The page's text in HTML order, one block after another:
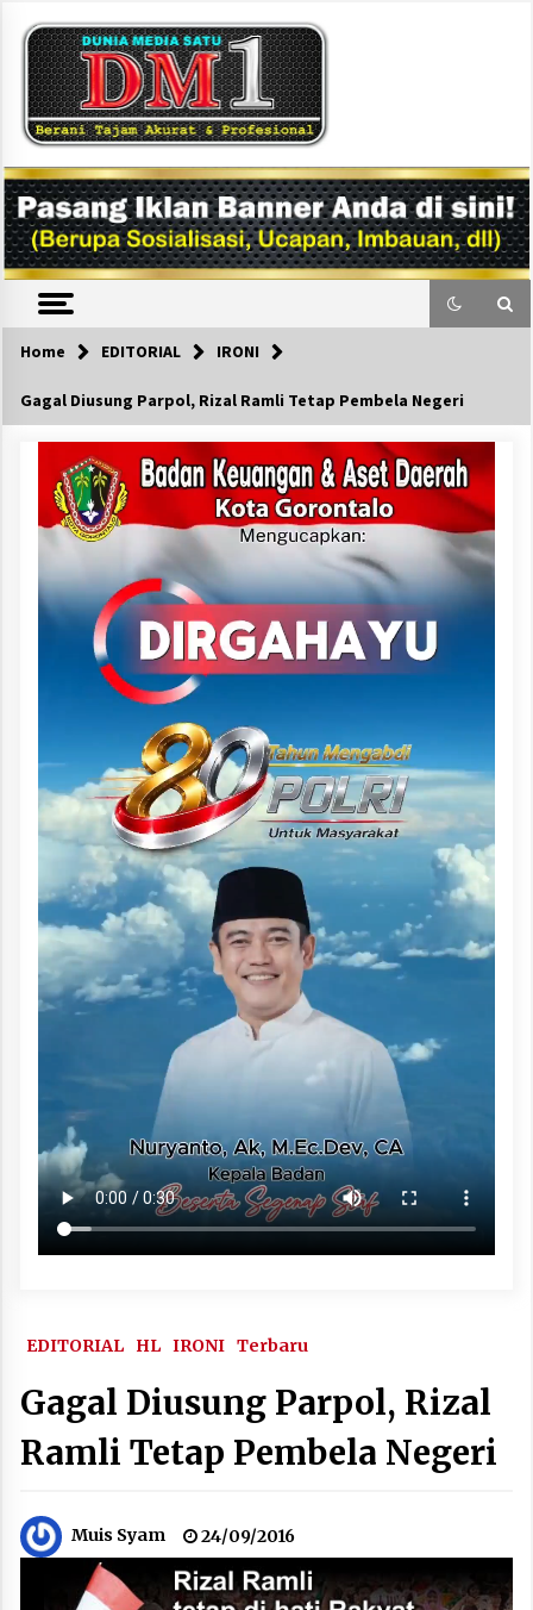
content
DM1
Home EDITORIAL IRONI
Gagal Diusung Parpol, Rizal Ramli Tetap Pembela Negeri
EDITORIAL HL IRONI Terbaru
Gagal Diusung Parpol, Rizal
Ramli Tetap Pembela Negeri
Muis Syam 24/09/2016